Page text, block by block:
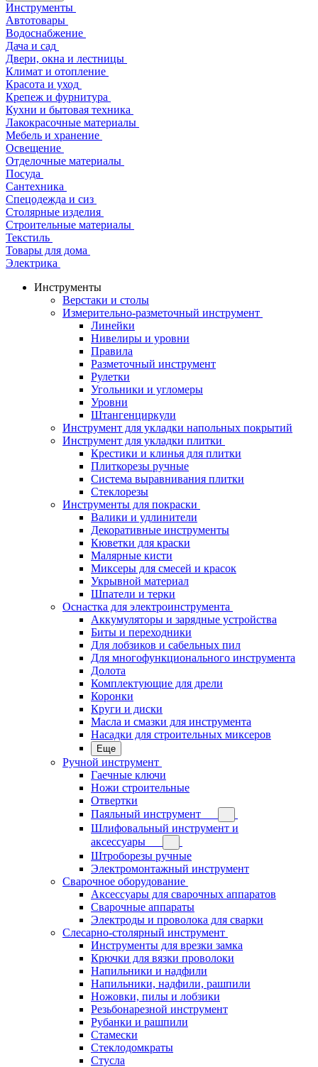
Инструменты
Автотовары
Водоснабжение
Дача и сад
Двери, окна и лестницы
Климат и отопление
Красота и уход
Крепеж и фурнитура
Кухни и бытовая техника
Лакокрасочные материалы
Мебель и хранение
Освещение
Отделочные материалы
Посуда
Сантехника
Спецодежда и сиз
Столярные изделия
Строительные материалы
Текстиль
Товары для дома
Электрика
Инструменты
Верстаки и столы
Измерительно-разметочный инструмент
Линейки
Нивелиры и уровни
Правила
Разметочный инструмент
Рулетки
Угольники и угломеры
Уровни
Штангенциркули
Инструмент для укладки напольных покрытий
Инструмент для укладки плитки
Крестики и клинья для плитки
Плиткорезы ручные
Система выравнивания плитки
Стеклорезы
Инструменты для покраски
Валики и удлинители
Декоративные инструменты
Кюветки для краски
Малярные кисти
Миксеры для смесей и красок
Укрывной материал
Шпатели и терки
Оснастка для электроинструмента
Аккумуляторы и зарядные устройства
Биты и переходники
Для лобзиков и сабельных пил
Для многофункционального инструмента
Долота
Комплектующие для дрели
Коронки
Круги и диски
Масла и смазки для инструмента
Насадки для строительных миксеров
Еще
Ручной инструмент
Гаечные ключи
Ножи строительные
Отвертки
Паяльный инструмент
Шлифовальный инструмент и
аксессуары
Штроборезы ручные
Электромонтажный инструмент
Сварочное оборудование
Аксессуары для сварочных аппаратов
Сварочные аппараты
Электроды и проволока для сварки
Слесарно-столярный инструмент
Инструменты для врезки замка
Крючки для вязки проволоки
Напильники и надфили
Напильники, надфили, рашпили
Ножовки, пилы и лобзики
Резьбонарезной инструмент
Рубанки и рашпили
Стамески
Стеклодомкраты
Стусла